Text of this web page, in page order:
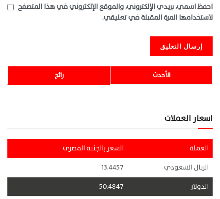
احفظ اسمي، بريدي الإلكتروني، والموقع الإلكتروني في هذا المتصفح
لاستخدامها المرة المقبلة في تعليقي.
رائج الأحدث
اسعار العملات
العملة
السعر بالجنية المصري
الريال السعودي
13.4457
الدولار
50.4847